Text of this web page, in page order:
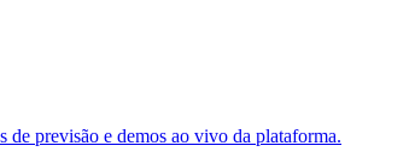
previsão e demos ao vivo da plataforma.